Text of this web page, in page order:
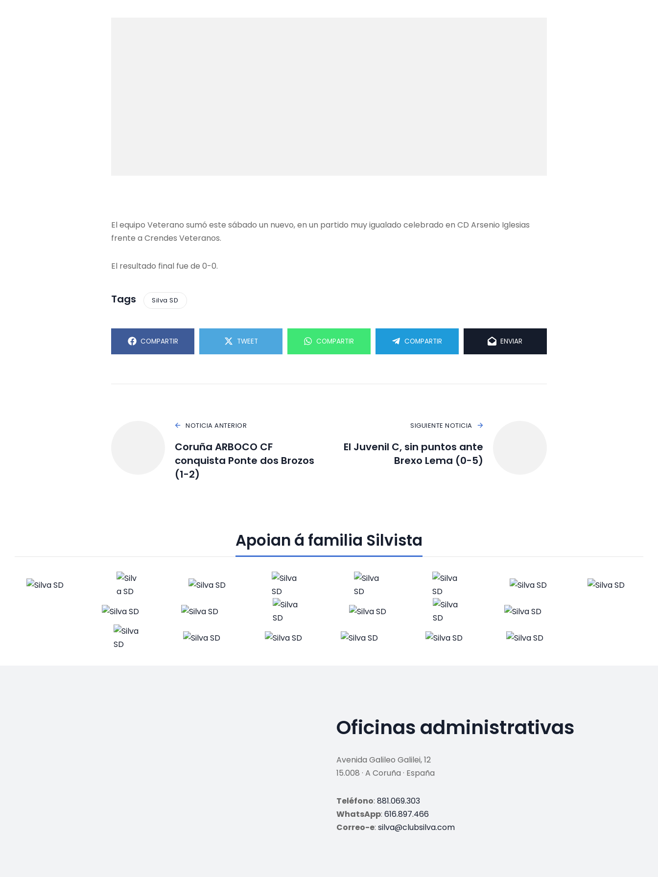
El equipo Veterano sumó este sábado un nuevo, en un partido muy igualado celebrado en CD Arsenio Iglesias
frente a Crendes Veteranos.
El resultado final fue de 0-0.
Tags Silva SD
COMPARTIR TWEET COMPARTIR COMPARTIR ENVIAR
NOTICIA ANTERIOR
Coruña ARBOCO CF
conquista Ponte dos Brozos
(1-2)
SIGUIENTE NOTICIA
El Juvenil C, sin puntos ante
Brexo Lema (0-5)
Apoian á familia Silvista
Oficinas administrativas
Avenida Galileo Galilei, 12
15.008 · A Coruña · España
Teléfono: 881.069.303
WhatsApp: 616.897.466
Correo-e: silva@clubsilva.com